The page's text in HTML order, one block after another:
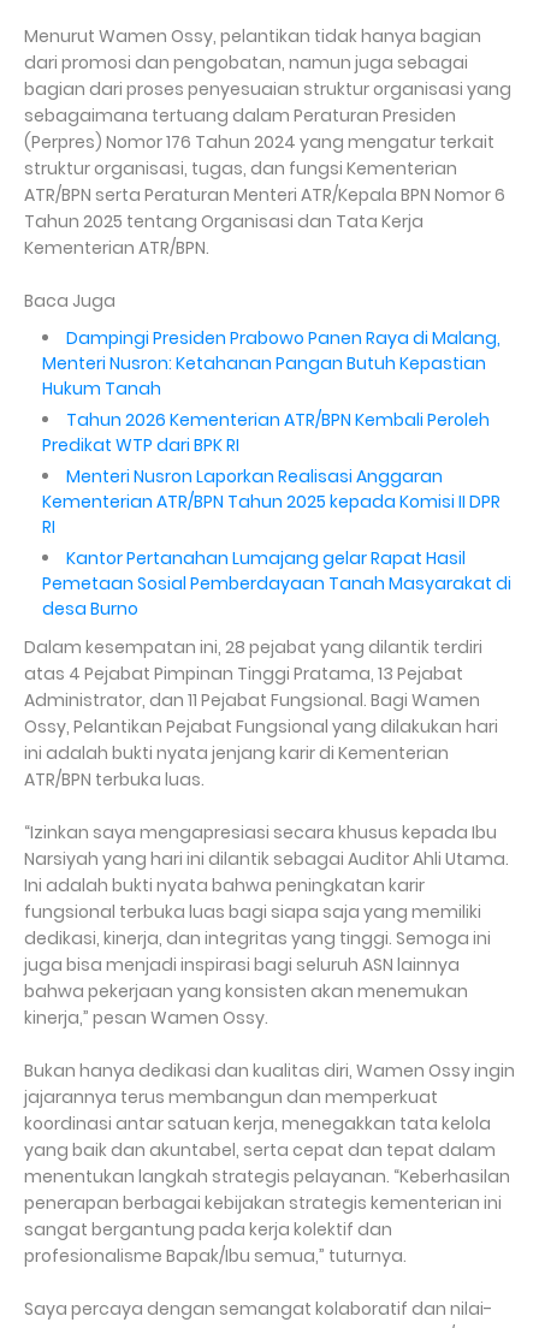
Menurut Wamen Ossy, pelantikan tidak hanya bagian
dari promosi dan pengobatan, namun juga sebagai
bagian dari proses penyesuaian struktur organisasi yang
sebagaimana tertuang dalam Peraturan Presiden
(Perpres) Nomor 176 Tahun 2024 yang mengatur terkait
struktur organisasi, tugas, dan fungsi Kementerian
ATR/BPN serta Peraturan Menteri ATR/Kepala BPN Nomor 6
Tahun 2025 tentang Organisasi dan Tata Kerja
Kementerian ATR/BPN.
Baca Juga
Dampingi Presiden Prabowo Panen Raya di Malang,
Menteri Nusron: Ketahanan Pangan Butuh Kepastian
Hukum Tanah
Tahun 2026 Kementerian ATR/BPN Kembali Peroleh
Predikat WTP dari BPK RI
Menteri Nusron Laporkan Realisasi Anggaran
Kementerian ATR/BPN Tahun 2025 kepada Komisi II DPR
RI
Kantor Pertanahan Lumajang gelar Rapat Hasil
Pemetaan Sosial Pemberdayaan Tanah Masyarakat di
desa Burno
Dalam kesempatan ini, 28 pejabat yang dilantik terdiri
atas 4 Pejabat Pimpinan Tinggi Pratama, 13 Pejabat
Administrator, dan 11 Pejabat Fungsional. Bagi Wamen
Ossy, Pelantikan Pejabat Fungsional yang dilakukan hari
ini adalah bukti nyata jenjang karir di Kementerian
ATR/BPN terbuka luas.
“Izinkan saya mengapresiasi secara khusus kepada Ibu
Narsiyah yang hari ini dilantik sebagai Auditor Ahli Utama.
Ini adalah bukti nyata bahwa peningkatan karir
fungsional terbuka luas bagi siapa saja yang memiliki
dedikasi, kinerja, dan integritas yang tinggi. Semoga ini
juga bisa menjadi inspirasi bagi seluruh ASN lainnya
bahwa pekerjaan yang konsisten akan menemukan
kinerja,” pesan Wamen Ossy.
Bukan hanya dedikasi dan kualitas diri, Wamen Ossy ingin
jajarannya terus membangun dan memperkuat
koordinasi antar satuan kerja, menegakkan tata kelola
yang baik dan akuntabel, serta cepat dan tepat dalam
menentukan langkah strategis pelayanan. “Keberhasilan
penerapan berbagai kebijakan strategis kementerian ini
sangat bergantung pada kerja kolektif dan
profesionalisme Bapak/Ibu semua,” tuturnya.
Saya percaya dengan semangat kolaboratif dan nilai-